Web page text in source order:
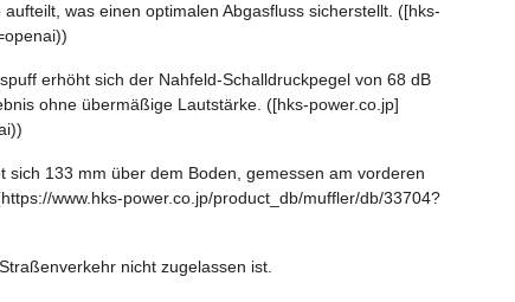
was einen optimalen Abgasfluss sicherstellt. ([hks-
erhöht sich der Nahfeld-Schalldruckpegel von 68 dB
ohne übermäßige Lautstärke. ([hks-power.co.jp]
133 mm über dem Boden, gemessen am vorderen
www.hks-power.co.jp/product_db/muffler/db/33704?
nicht zugelassen ist.